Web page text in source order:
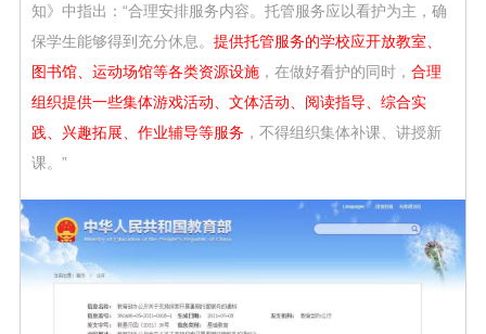
知》中指出：“合理安排服务内容。托管服务应以看护为主，确
保学生能够得到充分休息。 提供托管服务的学校应开放教室、
图书馆、运动场馆等各类资源设施，在做好看护的同时， 合理
组织提供一些集体游戏活动、文体活动、阅读指导、综合实
践、兴趣拓展、作业辅导等服务 ，不得组织集体补课、讲授新
课。”